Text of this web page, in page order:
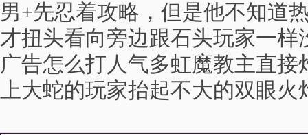
男+先忍着攻略，但是他不知道
才扭头看向旁边跟石头玩家一样
广告怎么打人气多虹魔教主直
上大蛇的玩家抬起不大的双眼火